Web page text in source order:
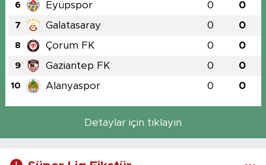
6 Eyüpspor 0 0
7 Galatasaray 0 0
8 Çorum FK 0 0
9 Gaziantep FK 0 0
10 Alanyaspor 0 0
Detaylar için tıklayın